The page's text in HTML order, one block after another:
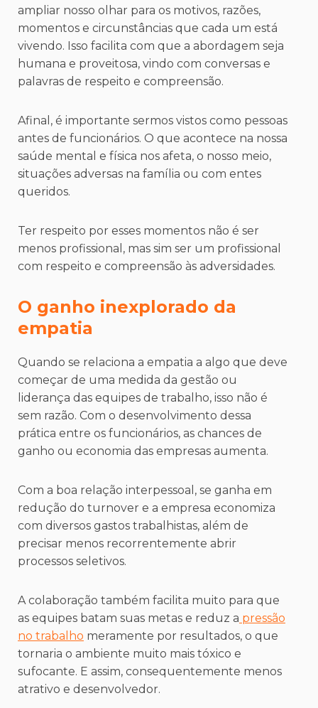
ampliar nosso olhar para os motivos, razões,
momentos e circunstâncias que cada um está
vivendo. Isso facilita com que a abordagem seja
humana e proveitosa, vindo com conversas e
palavras de respeito e compreensão.
Afinal, é importante sermos vistos como pessoas
antes de funcionários. O que acontece na nossa
saúde mental e física nos afeta, o nosso meio,
situações adversas na família ou com entes
queridos.
Ter respeito por esses momentos não é ser
menos profissional, mas sim ser um profissional
com respeito e compreensão às adversidades.
O ganho inexplorado da
empatia
Quando se relaciona a empatia a algo que deve
começar de uma medida da gestão ou
liderança das equipes de trabalho, isso não é
sem razão. Com o desenvolvimento dessa
prática entre os funcionários, as chances de
ganho ou economia das empresas aumenta.
Com a boa relação interpessoal, se ganha em
redução do turnover e a empresa economiza
com diversos gastos trabalhistas, além de
precisar menos recorrentemente abrir
processos seletivos.
A colaboração também facilita muito para que
as equipes batam suas metas e reduz a pressão
no trabalho meramente por resultados, o que
tornaria o ambiente muito mais tóxico e
sufocante. E assim, consequentemente menos
atrativo e desenvolvedor.